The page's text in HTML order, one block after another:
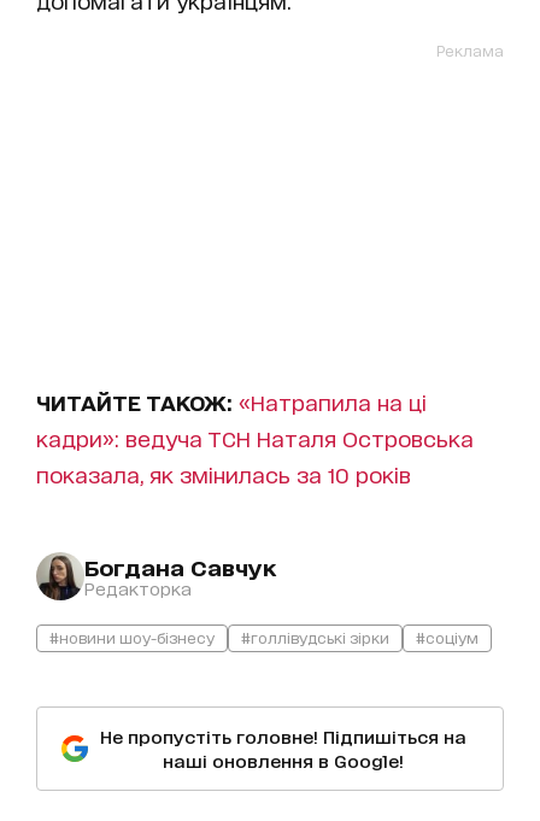
Реклама
ЧИТАЙТЕ ТАКОЖ: «Натрапила на ці
кадри»: ведуча ТСН Наталя Островська
показала, як змінилась за 10 років
Богдана Савчук
Редакторка
#новини шоу-бізнесу #голлівудські зірки #соціум
Не пропустіть головне! Підпишіться на
наші оновлення в Google!